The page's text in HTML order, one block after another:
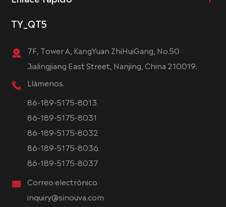
TY_QT5
7F, Tower A, KangYuan ZhiHuiGang, No.50
Jialingjiang East Street, Nanjing, China 210019.
Llámenos.
86-189-5175-8013
86-189-5175-8031
86-189-5175-8032
86-189-5175-8036
86-189-5175-8037
Correo electrónico
inquiry@sinouva.com